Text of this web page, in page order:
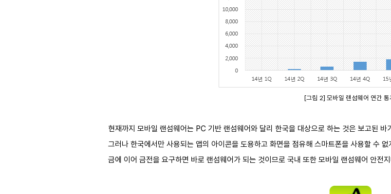
[그림 2] 모바일 랜섬웨어 연간 통
현재까지 모바일 랜섬웨어는 PC 기반 랜섬웨어와 달리 한국을 대상으로 하는 것은 보고된
그러나 한국에서만 사용되는 앱의 아이콘을 도용하고 화면을 점유해 스마트폰을 사용할 수
금에 이어 금전을 요구하면 바로 랜섬웨어가 되는 것이므로 국내 또한 모바일 랜섬웨어 안전